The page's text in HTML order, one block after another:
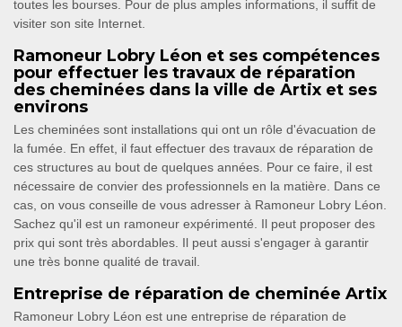
toutes les bourses. Pour de plus amples informations, il suffit de
visiter son site Internet.
Ramoneur Lobry Léon et ses compétences
pour effectuer les travaux de réparation
des cheminées dans la ville de Artix et ses
environs
Les cheminées sont installations qui ont un rôle d'évacuation de
la fumée. En effet, il faut effectuer des travaux de réparation de
ces structures au bout de quelques années. Pour ce faire, il est
nécessaire de convier des professionnels en la matière. Dans ce
cas, on vous conseille de vous adresser à Ramoneur Lobry Léon.
Sachez qu'il est un ramoneur expérimenté. Il peut proposer des
prix qui sont très abordables. Il peut aussi s'engager à garantir
une très bonne qualité de travail.
Entreprise de réparation de cheminée Artix
Ramoneur Lobry Léon est une entreprise de réparation de